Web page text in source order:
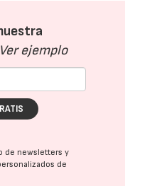
Ver ejemplo
de newsletters y
de